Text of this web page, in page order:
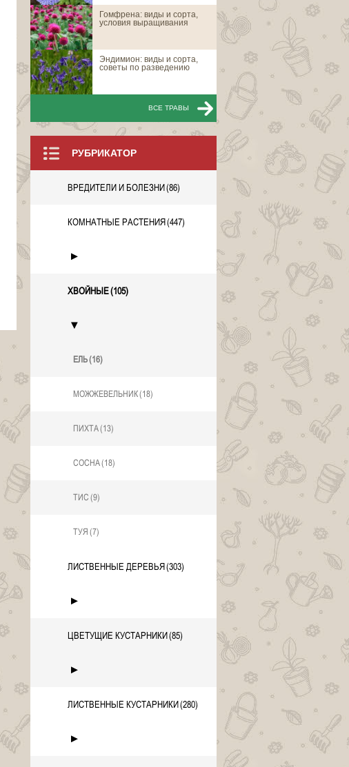
Гомфрена: виды и сорта,
условия выращивания
Эндимион: виды и сорта,
советы по разведению
ВСЕ ТРАВЫ
Ель восточная
Ель восточная
ВСЕ
РУБРИКАТОР
ВРЕДИТЕЛИ И БОЛЕЗНИ(86)
КОМНАТНЫЕ РАСТЕНИЯ(447)
►
ХВОЙНЫЕ(105)
▼
ЕЛЬ(16)
МОЖЖЕВЕЛЬНИК(18)
ПИХТА(13)
СОСНА(18)
ТИС (9)
ТУЯ (7)
ЛИСТВЕННЫЕ ДЕРЕВЬЯ(303)
►
ЦВЕТУЩИЕ КУСТАРНИКИ(85)
►
ЛИСТВЕННЫЕ КУСТАРНИКИ(280)
►